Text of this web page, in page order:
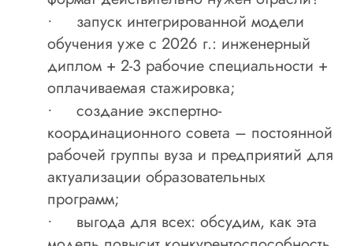
·
запуск интегрированной модели
обучения уже с 2026 г.: инженерный
диплом + 2-3 рабочие специальности +
оплачиваемая стажировка;
·
создание экспертно-
координационного совета – постоянной
рабочей группы вуза и предприятий для
актуализации образовательных
программ;
·
выгода для всех: обсудим, как эта